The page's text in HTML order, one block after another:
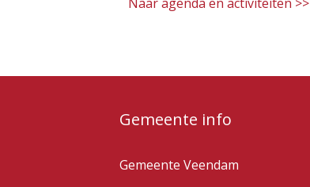
Gemeente info
Gemeente Veendam